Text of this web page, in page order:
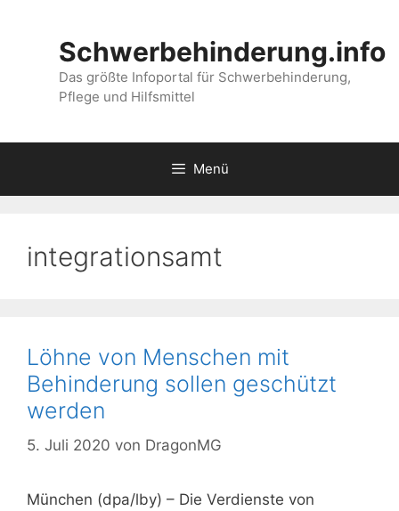
springenSchwerbehinderung.info
Das größte Infoportal für Schwerbehinderung,
Pflege und Hilfsmittel
Menü
integrationsamt
Löhne von Menschen mit
Behinderung sollen geschützt
werden
5. Juli 2020 von DragonMG
München (dpa/lby) – Die Verdienste von